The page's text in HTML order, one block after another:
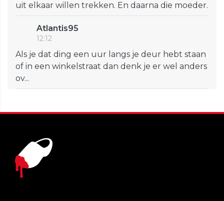
uit elkaar willen trekken. En daarna die moeder.
Atlantis95
12:12
Als je dat ding een uur langs je deur hebt staan
of in een winkelstraat dan denk je er wel anders
ov...